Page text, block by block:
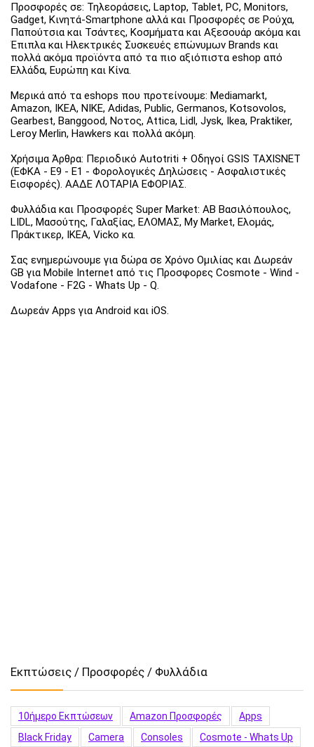
Προσφορές σε: Τηλεοράσεις, Laptop, Tablet, PC, Monitors,
Gadget, Κινητά-Smartphone αλλά και Προσφορές σε Ρούχα,
Παπούτσια και Τσάντες, Κοσμήματα και Αξεσουάρ ακόμα και
Έπιπλα και Ηλεκτρικές Συσκευές επώνυμων Brands και
πολλά ακόμα προϊόντα από τα πιο αξιόπιστα eshop από
Ελλάδα, Ευρώπη και Κίνα.
Μερικά από τα eshops που προτείνουμε: Mediamarkt,
Amazon, IKEA, NIKE, Adidas, Public, Germanos, Kotsovolos,
Gearbest, Banggood, Νοτος, Attica, Lidl, Jysk, Ikea, Praktiker,
Leroy Merlin, Hawkers και πολλά ακόμη.
Χρήσιμα Άρθρα: Περιοδικό Autotriti + Οδηγοί GSIS TAXISNET
(ΕΦΚΑ - Ε9 - Ε1 - Φορολογικές Δηλώσεις - Ασφαλιστικές
Εισφορές). ΑΑΔΕ ΛΟΤΑΡΙΑ ΕΦΟΡΙΑΣ.
Φυλλάδια και Προσφορές Super Market: ΑΒ Βασιλόπουλος,
LIDL, Μασούτης, Γαλαξίας, ΕΛΟΜΑΣ, My Market, Ελομάς,
Πράκτικερ, ΙΚΕΑ, Vicko κα.
Σας ενημερώνουμε για δώρα σε Χρόνο Ομιλίας και Δωρεάν
GB για Mobile Internet από τις Προσφορες Cosmote - Wind -
Vodafone - F2G - Whats Up - Q.
Δωρεάν Apps για Android και iOS.
Εκπτώσεις / Προσφορές / Φυλλάδια
10ήμερο Εκπτώσεων Amazon Προσφορές
Apps
Black Friday
Camera Consoles
Cosmote - Whats Up